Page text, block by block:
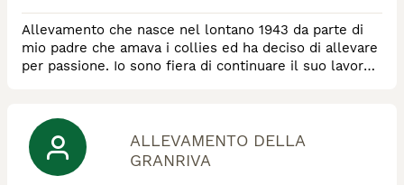
Allevamento che nasce nel lontano 1943 da parte di
mio padre che amava i collies ed ha deciso di allevare
per passione. Io sono fiera di continuare il suo lavoro
per le patologia della razza.
ALLEVAMENTO DELLA
GRANRIVA